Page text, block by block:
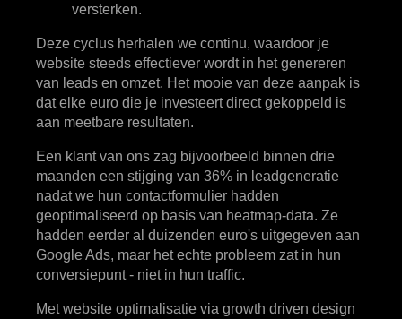
versterken.
Deze cyclus herhalen we continu, waardoor je
website steeds effectiever wordt in het genereren
van leads en omzet. Het mooie van deze aanpak is
dat elke euro die je investeert direct gekoppeld is
aan meetbare resultaten.
Een klant van ons zag bijvoorbeeld binnen drie
maanden een stijging van 36% in leadgeneratie
nadat we hun contactformulier hadden
geoptimaliseerd op basis van heatmap-data. Ze
hadden eerder al duizenden euro's uitgegeven aan
Google Ads, maar het echte probleem zat in hun
conversiepunt - niet in hun traffic.
Met website optimalisatie via growth driven design